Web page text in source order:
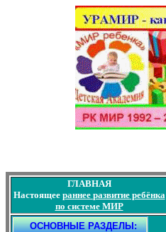
ГЛАВНАЯ
Настоящее раннее развитиеребёнка
по системе МИР
ОСНОВНЫЕ РАЗДЕЛЫ: